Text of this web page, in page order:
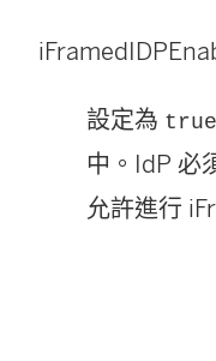
設定為 true
中。IdP 必
允許進行